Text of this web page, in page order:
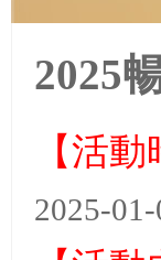
2025
【活動
2025-